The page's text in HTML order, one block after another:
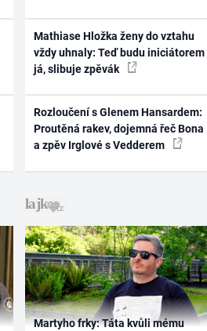
Mathiase Hložka ženy do vztahu
vždy uhnaly: Teď budu iniciátorem
já, slibuje zpěvák
Rozloučení s Glenem Hansardem:
Proutěná rakev, dojemná řeč Bona
a zpěv Irglové s Vedderem
Martyho frky: Táta kvůli mému